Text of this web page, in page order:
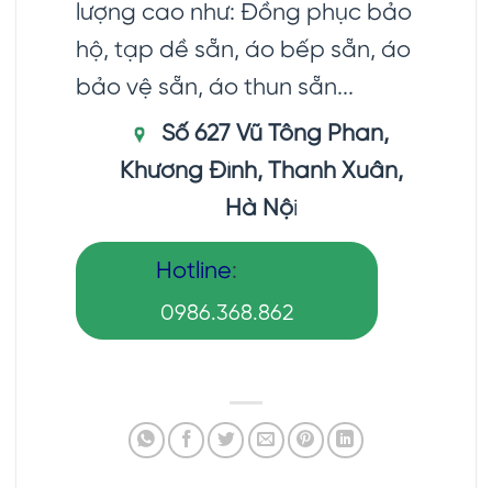
lượng cao như: Đồng phục bảo
hộ, tạp dề sẵn, áo bếp sẵn, áo
bảo vệ sẵn, áo thun sẵn...
Số 627 Vũ Tông Phan,
Khương Đình, Thanh Xuân,
Hà Nội
Hotline:
0986.368.862